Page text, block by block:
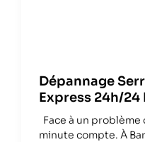
Dépannage
Express 24h/24
Face à un
minute compte. À